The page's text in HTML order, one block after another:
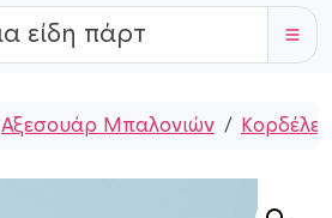
Αξεσουάρ Μπαλονιών Κορδέλες